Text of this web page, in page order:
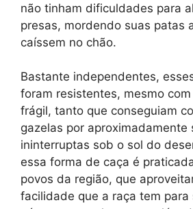
não tinham dificuldades para
presas, mordendo suas patas
caíssem no chão.
Bastante independentes,
foram resistentes, mesmo
frágil, tanto que conseguiam
gazelas por aproximadamente
ininterruptas sob o sol do
essa forma de caça é
povos da região, que
facilidade que a raça tem